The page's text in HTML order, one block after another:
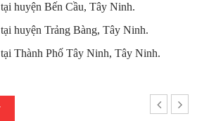
huyện Bến Cầu, Tây Ninh.
huyện Trảng Bàng, Tây Ninh.
tại Thành Phố Tây Ninh, Tây Ninh.